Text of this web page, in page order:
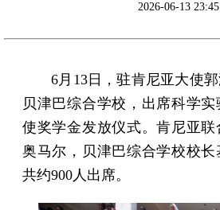
2026-06-13 23:45
6月13日，驻肯尼亚大使
贝津巴综合学校，出席科学
使奖学金发放仪式。肯尼亚
奥马尔，贝津巴综合学校校
共约900人出席。